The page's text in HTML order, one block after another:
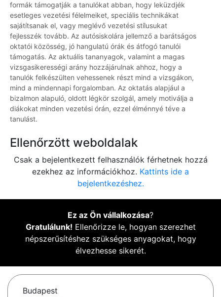
formák támogatják a tanulókat abban, hogy leküzdjék
esetleges vezetési félelmeiket, speciális technikákat
sajátítsanak el, vagy meglévő vezetési stílusukat
fejlesszék tovább. Az autósiskolára jellemző a barátságos
oktatói közösség, jó hangulatú órák és átfogó tanulói
támogatás. Az aktuális tananyagok, valamint a magas
vizsgasikerességi arány hozzájárulnak ahhoz, hogy a
tanulók felkészülten vehessenek részt mind a vizsgákon,
mind a mindennapi forgalomban. Az oktatás alapjául a
bizalmon alapuló, oldott légkör szolgál, amely motiválja a
diákokat minden vezetési órán, ezzel élménnyé téve a
tanulást.
Ellenőrzött weboldalak
Csak a bejelentkezett felhasználók férhetnek hozzá
ezekhez az információkhoz. Kattints ide a
bejelentkezéshez.
Ez az Ön vállalkozása?
Gratulálunk! Ellenőrizze le, hogyan szerezhet
népszerűsítéshez szükséges anyagokat, hogy
élvezhesse sikerét.
Budapest